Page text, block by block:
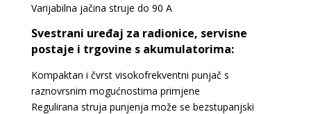
Varijabilna jačina struje do 90 A
Svestrani uređaj za radionice, servisne
postaje i trgovine s akumulatorima:
Kompaktan i čvrst visokofrekventni punjač s
raznovrsnim mogućnostima primjene
Regulirana struja punjenja može se bezstupanjski